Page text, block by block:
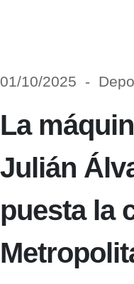
01/10/2025 -
La
Julián
puesta la